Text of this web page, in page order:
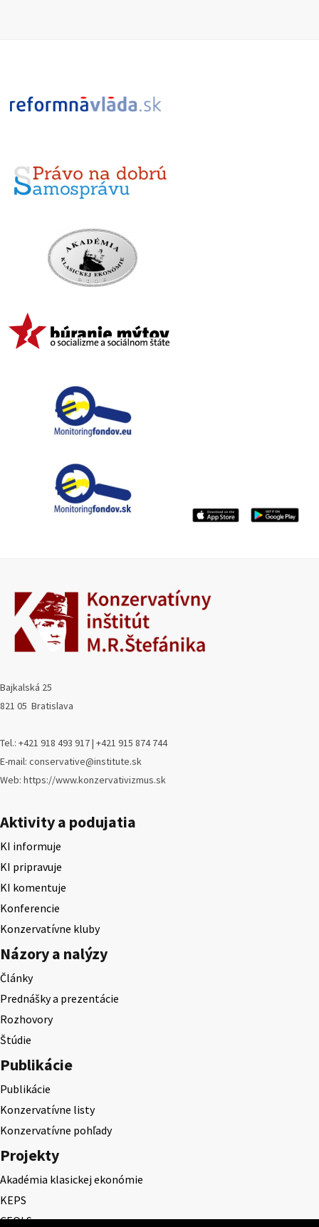
Bajkalská 25
821 05 Bratislava
Tel.: +421 918 493 917 | +421 915 874 744
E-mail: conservative@institute.sk
Web: https://www.konzervativizmus.sk
Aktivity a podujatia
KI informuje
KI pripravuje
KI komentuje
Konferencie
Konzervatívne kluby
Názory a nalýzy
Články
Prednášky a prezentácie
Rozhovory
Štúdie
Publikácie
Publikácie
Konzervatívne listy
Konzervatívne pohľady
Projekty
Akadémia klasickej ekonómie
KEPS
CEQLS